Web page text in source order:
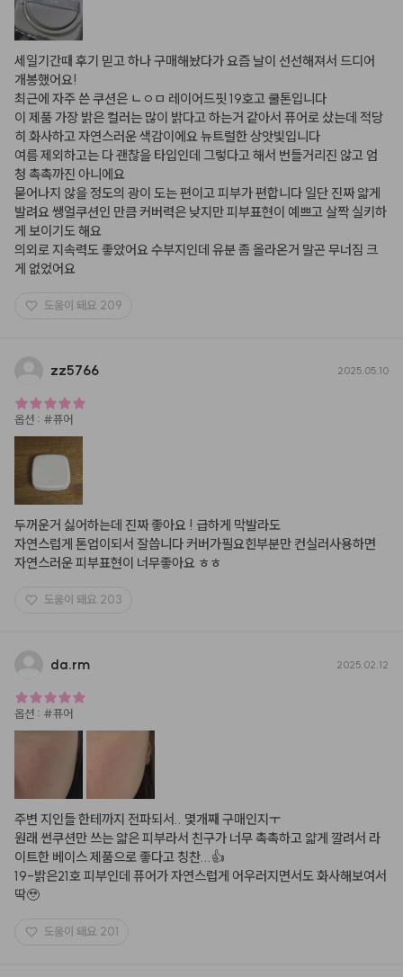
세일기간때 후기 믿고 하나 구매해놨다가 요즘 날이 선선해져서 드디어
개봉했어요!
최근에 자주 쓴 쿠션은 ㄴㅇㅁ 레이어드핏 19호고 쿨톤입니다
이 제품 가장 밝은 컬러는 많이 밝다고 하는거 같아서 퓨어로 샀는데 적당
히 화사하고 자연스러운 색감이에요 뉴트럴한 상앗빛입니다
여름 제외하고는 다 괜찮을 타입인데 그렇다고 해서 번들거리진 않고 엄
청 촉촉까진 아니에요
묻어나지 않을 정도의 광이 도는 편이고 피부가 편합니다 일단 진짜 얇게
발려요 쌩얼쿠션인 만큼 커버력은 낮지만 피부표현이 예쁘고 살짝 실키하
게 보이기도 해요
의외로 지속력도 좋았어요 수부지인데 유분 좀 올라온거 말곤 무너짐 크
게 없었어요
도움이 돼요 209
zz5766 2025.05.10
옵션 : #퓨어
두꺼운거 싫어하는데 진짜 좋아요 ! 급하게 막발라도
자연스럽게 톤업이되서 잘씁니다 커버가필요힌부분만 컨실러사용하면
자연스러운 피부표현이 너무좋아요 ㅎㅎ
도움이 돼요 203
da.rm 2025.02.12
옵션 : #퓨어
주변 지인들 한테까지 전파되서.. 몇개째 구매인지ㅜ
원래 썬쿠션만 쓰는 얇은 피부라서 친구가 너무 촉촉하고 얇게 깔려서 라
이트한 베이스 제품으로 좋다고 칭찬...👍
19-밝은21호 피부인데 퓨어가 자연스럽게 어우러지면서도 화사해보여서
딱🥹
도움이 돼요 201